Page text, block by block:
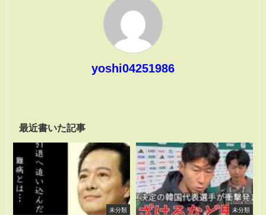
yoshi04251986
最近書いた記事
未分類 未分類